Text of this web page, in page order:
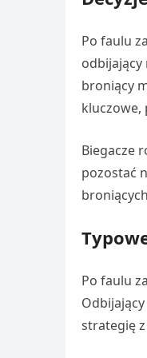
Po faulu
odbijający
broniący
kluczowe,
Biegacze
pozostać
Po faulu
strategię